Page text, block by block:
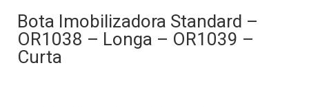
Bota Imobilizadora Standard –
OR1038 – Longa – OR1039 –
Curta